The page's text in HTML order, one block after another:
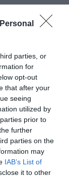
parties, or
for
opt-out
that after your
seeing
utilized by
prior to
further
parties on the
may
IAB’s List of
it to other
denna sida
för alla
Alla recept
du ska
Läs mer